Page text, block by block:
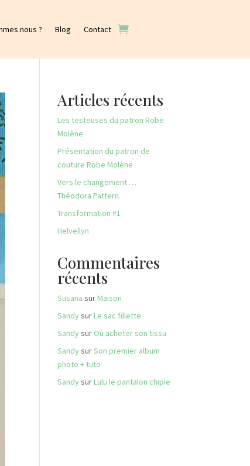
nous ? Blog Contact
Articles récents
Les testeuses du patron Robe
Molène
Présentation du patron de
couture Robe Molène
Vers le changement …
Théodora Pattern.
Transformation #1
Helvellyn
Commentaires
récents
Susana surMaison
SandysurLe sac fillette
Sandysur Où acheter son tissu
SandysurSon premier album
photo + tuto
SandysurLulu le pantalon chipie